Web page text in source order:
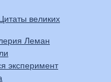
великих
Леман
эксперимент